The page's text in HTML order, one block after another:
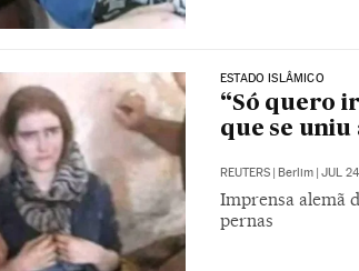
ESTADO ISLÂMICO
“Só quero
que se uniu
REUTERS | Berlim | JUL
Imprensa alemã
pernas